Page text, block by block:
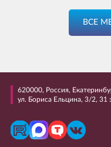
ВСЕ
620000, Россия,
ул. Бориса Ельцина, 3/2, 31